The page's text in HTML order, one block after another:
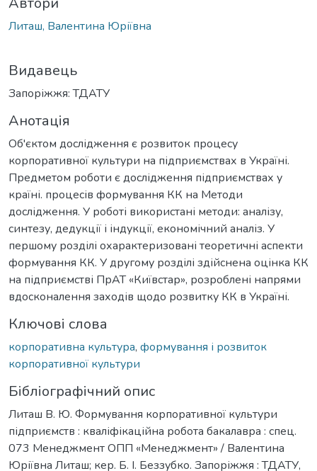
Литаш, Валентина Юріївна
Видавець
Запоріжжя: ТДАТУ
Анотація
Об'єктом дослідження є розвиток процесу
корпоративної культури на підприємствах в Україні.
Предметом роботи є дослідження підприємствах у
країні. процесів формування КК на Методи
дослідження. У роботі використані методи: аналізу,
синтезу, дедукції і індукції, економічний аналіз. У
першому розділі охарактеризовані теоретичні аспекти
формування КК. У другому розділі здійснена оцінка КК
на підприємстві ПрАТ «Київстар», розроблені напрями
вдосконалення заходів щодо розвитку КК в Україні.
Ключові слова
корпоративна культура, формування і розвиток
корпоративної культури
Бібліографічний опис
Литаш В. Ю. Формування корпоративної культури
підприємств : кваліфікаційна робота бакалавра : спец.
073 Менеджмент ОПП «Менеджмент» / Валентина
Юріївна Литаш; кер. Б. І. Беззубко. Запоріжжя : ТДАТУ,